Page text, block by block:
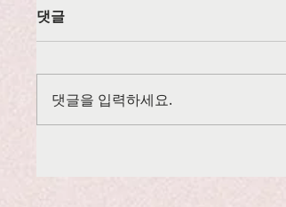
댓글
댓글을 입력하세요.